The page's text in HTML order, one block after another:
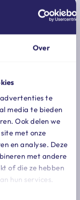
Over
te
media te bieden
Ook delen we
met onze
en analyse. Deze
met andere
of die ze hebben
hun services.